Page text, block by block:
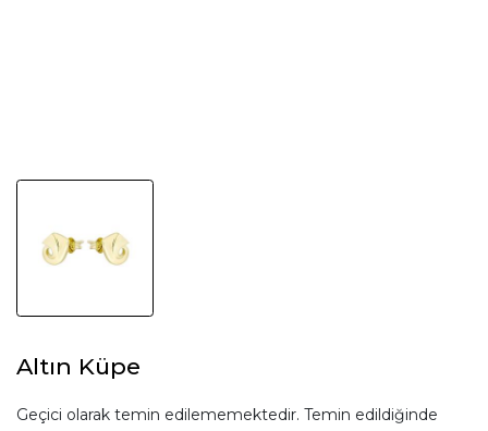
Altın Küpe
Geçici olarak temin edilememektedir. Temin edildiğinde